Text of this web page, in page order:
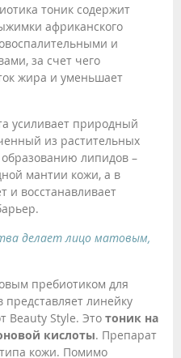
тоник содержит
африканского
и
за счет чего
жира и уменьшает
усиливает природный
из растительных
образованию липидов –
мантии кожи, а в
и восстанавливает
делает лицо матовым,
пребиотиком для
линейку
Beauty Style. Это тоник на
кислоты. Препарат
кожи. Помимо